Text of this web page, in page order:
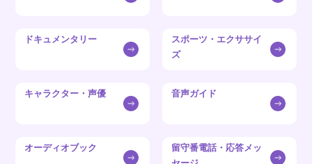
ドキュメンタリー
スポーツ・エクササイ
ズ
キャラクター・声優 音声ガイド
オーディオブック
留守番電話・応答メッ